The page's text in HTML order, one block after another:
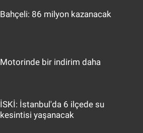
Bahçeli: 86 milyon kazanacak
Motorinde bir indirim daha
İSKİ: İstanbul'da 6 ilçede su
kesintisi yaşanacak